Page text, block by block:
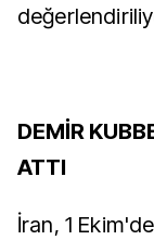
DEMİR
ATTI
İran, 1